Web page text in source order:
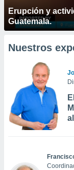
Erupción y
Guatemala.
Nuestros